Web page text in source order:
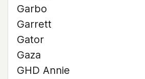
Garbo
Garrett
Gator
Gaza
GHD Annie